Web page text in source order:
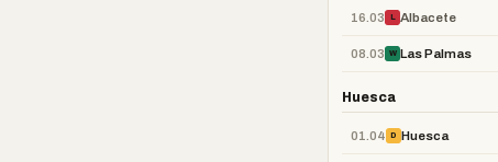
16.03 L Albacete
08.03 W Las Palmas
Huesca
01.04 D Huesca